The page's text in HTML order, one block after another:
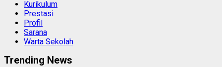
Kurikulum
Prestasi
Profil
Sarana
Warta Sekolah
Trending News